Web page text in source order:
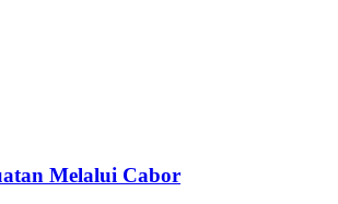
Melalui Cabor